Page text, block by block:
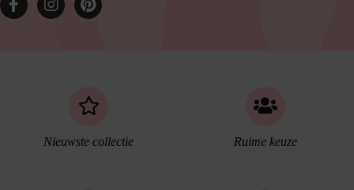
Nieuwste collectie Ruime keuze